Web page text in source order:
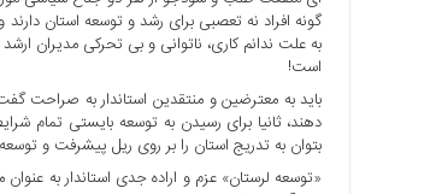
گونه افراد نه تعصبی برای رشد و توسعه استان
به علت ندانم کاری، ناتوانی و بی تحرکی مدیران
است!
باید به معترضین و منتقدین استاندار به صراحت
دهند، ثانیا برای رسیدن به توسعه بایستی تمام
بتوان به تدریج استان را بر روی ریل پیشرفت و توسعه
«توسعه لرستان» عزم و اراده جدی استاندار به